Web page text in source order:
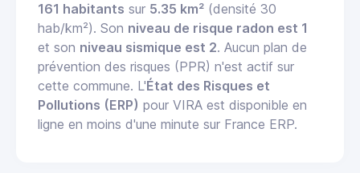
161 habitants sur 5.35 km² (densité 30
hab/km²). Son niveau de risque radon est 1
et son niveau sismique est 2. Aucun plan de
prévention des risques (PPR) n'est actif sur
cette commune. L'État des Risques et
Pollutions (ERP) pour VIRA est disponible en
ligne en moins d'une minute sur France ERP.